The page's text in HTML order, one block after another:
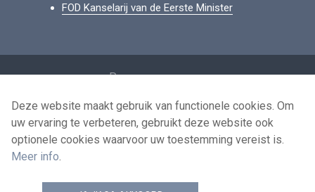
FOD Kanselarij van de Eerste Minister
Persoonsgegevens
Voorwaarden voor het hergebruik
Contacteer ons
Deze website maakt gebruik van functionele cookies. Om
uw ervaring te verbeteren, gebruikt deze website ook
optionele cookies waarvoor uw toestemming vereist is.
Meer info.